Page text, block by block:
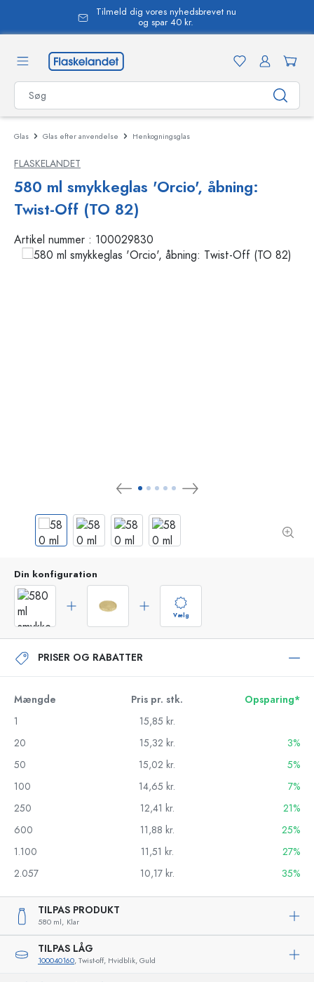
Tilmeld dig vores nyhedsbrevet nu
og spar 40 kr.
Glas Glas efter anvendelse Henkogningsglas
FLASKELANDET
580 ml smykkeglas 'Orcio', åbning:
Twist-Off (TO 82)
Artikel nummer : 100029830
Din konfiguration
Vælg
PRISER OG RABATTER
Mængde Pris pr. stk.
Opsparing*
1
15,85 kr.
20
15,32 kr.
3%
50
15,02 kr.
5%
100
14,65 kr.
7%
250
12,41 kr.
21%
600
11,88 kr.
25%
1.100
11,51 kr.
27%
2.057
10,17 kr. 35%
TILPAS PRODUKT
580 ml, Klar
TILPAS LÅG
100040160, Twist-off, Hvidblik, Guld